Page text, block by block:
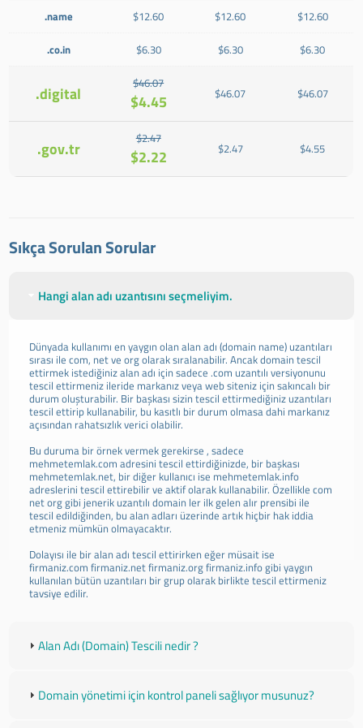
.name $12.60 $12.60 $12.60
.co.in $6.30 $6.30 $6.30
.digital $46.07
$4.45 $46.07 $46.07
.gov.tr $2.47
$2.22 $2.47 $4.55
Sıkça Sorulan Sorular
Hangi alan adı uzantısını seçmeliyim.
Dünyada kullanımı en yaygın olan alan adı (domain name) uzantıları
sırası ile com, net ve org olarak sıralanabilir. Ancak domain tescil
ettirmek istediğiniz alan adı için sadece .com uzantılı versiyonunu
tescil ettirmeniz ileride markanız veya web siteniz için sakıncalı bir
durum oluşturabilir. Bir başkası sizin tescil ettirmediğiniz uzantıları
tescil ettirip kullanabilir, bu kasıtlı bir durum olmasa dahi markanız
açısından rahatsızlık verici olabilir.
Bu duruma bir örnek vermek gerekirse , sadece
mehmetemlak.com adresini tescil ettirdiğinizde, bir başkası
mehmetemlak.net, bir diğer kullanıcı ise mehmetemlak.info
adreslerini tescil ettirebilir ve aktif olarak kullanabilir. Özellikle com
net org gibi jenerik uzantılı domain ler ilk gelen alır prensibi ile
tescil edildiğinden, bu alan adları üzerinde artık hiçbir hak iddia
etmeniz mümkün olmayacaktır.
Dolayısı ile bir alan adı tescil ettirirken eğer müsait ise
firmaniz.com firmaniz.net firmaniz.org firmaniz.info gibi yaygın
kullanılan bütün uzantıları bir grup olarak birlikte tescil ettirmeniz
tavsiye edilir.
Alan Adı (Domain) Tescili nedir ?
Domain yönetimi için kontrol paneli sağlıyor musunuz?